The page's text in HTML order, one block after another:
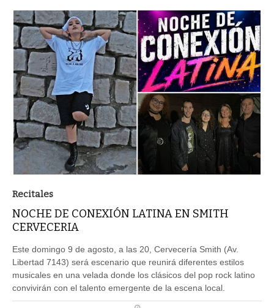
Recitales
NOCHE DE CONEXIÓN LATINA EN SMITH
CERVECERIA
Este domingo 9 de agosto, a las 20, Cervecería Smith (Av.
Libertad 7143) será escenario que reunirá diferentes estilos
musicales en una velada donde los clásicos del pop rock latino
convivirán con el talento emergente de la escena local.